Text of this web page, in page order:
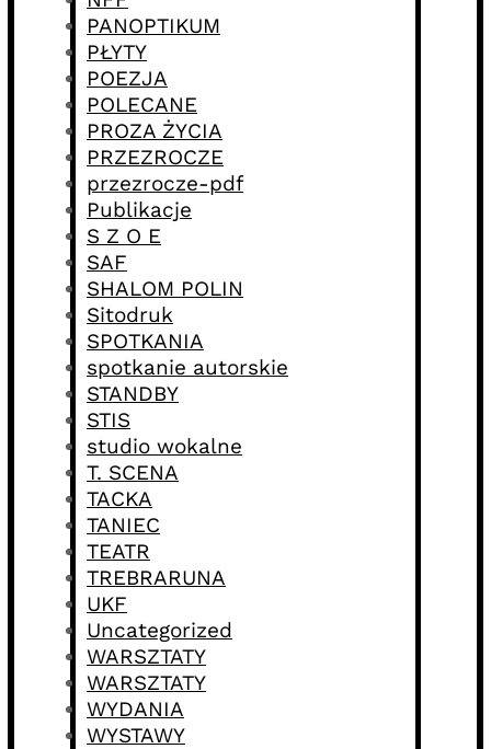
PANOPTIKUM
PŁYTY
POEZJA
POLECANE
PROZA ŻYCIA
PRZEZROCZE
przezrocze-pdf
Publikacje
S Z O E
SAF
SHALOM POLIN
Sitodruk
SPOTKANIA
spotkanie autorskie
STANDBY
STIS
studio wokalne
T. SCENA
TACKA
TANIEC
TEATR
TREBRARUNA
UKF
Uncategorized
WARSZTATY
WARSZTATY
WYDANIA
WYSTAWY